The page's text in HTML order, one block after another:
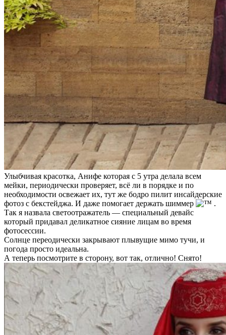
Улыбчивая красотка, Анифе которая с 5 утра делала всем
мейки, периодически проверяет, всё ли в порядке и по
необходимости освежает их, тут же бодро пилит инсайдерские
фотоз с бекстейджа. И даже помогает держать шиммер
.
Так я назвала светоотражатель — специальный девайс
который придавал деликатное сияние лицам во время
фотосессии.
Солнце переодически закрывают плывущие мимо тучи, и
погода просто идеальна.
А теперь посмотрите в сторону, вот так, отлично! Снято!